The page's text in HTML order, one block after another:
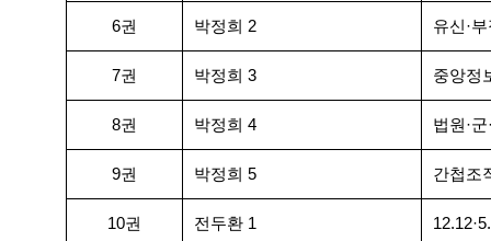
6권 박정희 2 유신·
7권 박정희 3 중앙정
8권 박정희 4 법원·
9권 박정희 5 간첩조
10권 전두환 1